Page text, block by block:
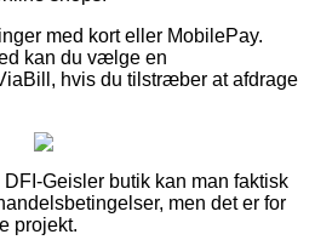
med kort eller MobilePay.
kan du vælge en
hvis du tilstræber at afdrage
Geisler butik kan man faktisk
men det er for
projekt.